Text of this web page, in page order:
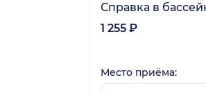
Справка в
1 255 ₽
Место приёма: